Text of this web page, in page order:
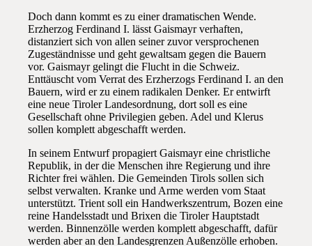
Doch dann kommt es zu einer dramatischen Wende.
Erzherzog Ferdinand I. lässt Gaismayr verhaften,
distanziert sich von allen seiner zuvor versprochenen
Zugeständnisse und geht gewaltsam gegen die Bauern
vor. Gaismayr gelingt die Flucht in die Schweiz.
Enttäuscht vom Verrat des Erzherzogs Ferdinand I. an den
Bauern, wird er zu einem radikalen Denker. Er entwirft
eine neue Tiroler Landesordnung, dort soll es eine
Gesellschaft ohne Privilegien geben. Adel und Klerus
sollen komplett abgeschafft werden.
In seinem Entwurf propagiert Gaismayr eine christliche
Republik, in der die Menschen ihre Regierung und ihre
Richter frei wählen. Die Gemeinden Tirols sollen sich
selbst verwalten. Kranke und Arme werden vom Staat
unterstützt. Trient soll ein Handwerkszentrum, Bozen eine
reine Handelsstadt und Brixen die Tiroler Hauptstadt
werden. Binnenzölle werden komplett abgeschafft, dafür
werden aber an den Landesgrenzen Außenzölle erhoben.